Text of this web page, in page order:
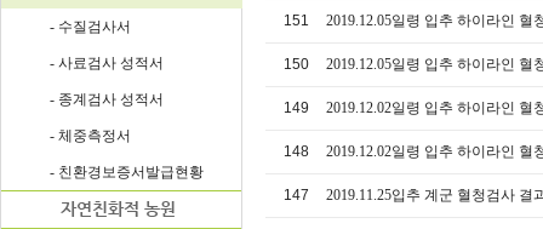
- 수질검사서
- 사료검사 성적서
- 종계검사 성적서
- 체중측정서
- 친환경보증서발급현황
151 2019.12.05일령 입추 하이라인 혈
150 2019.12.05일령 입추 하이라인 혈
149 2019.12.02일령 입추 하이라인 혈
148 2019.12.02일령 입추 하이라인 혈
147 2019.11.25입추 계군 혈청검사 결